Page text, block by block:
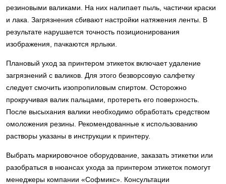
резиновыми валиками. На них налипает пыль, частички краски
и лака. Загрязнения сбивают настройки натяжения ленты. В
результате нарушается точность позиционирования
изображения, пачкаются ярлыки.
Плановый уход за принтером этикеток включает удаление
загрязнений с валиков. Для этого безворсовую салфетку
следует смочить изопропиловым спиртом. Осторожно
прокручивая валик пальцами, протереть его поверхность.
После высыхания валики необходимо обработать средством
омоложения резины. Рекомендованные к использованию
растворы указаны в инструкции к принтеру.
Выбрать маркировочное оборудование, заказать этикетки или
разобраться в нюансах ухода за принтером этикеток помогут
менеджеры компании «Софмикс». Консультации